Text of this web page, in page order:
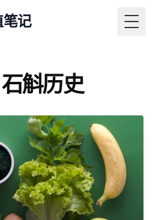
记
斛历史